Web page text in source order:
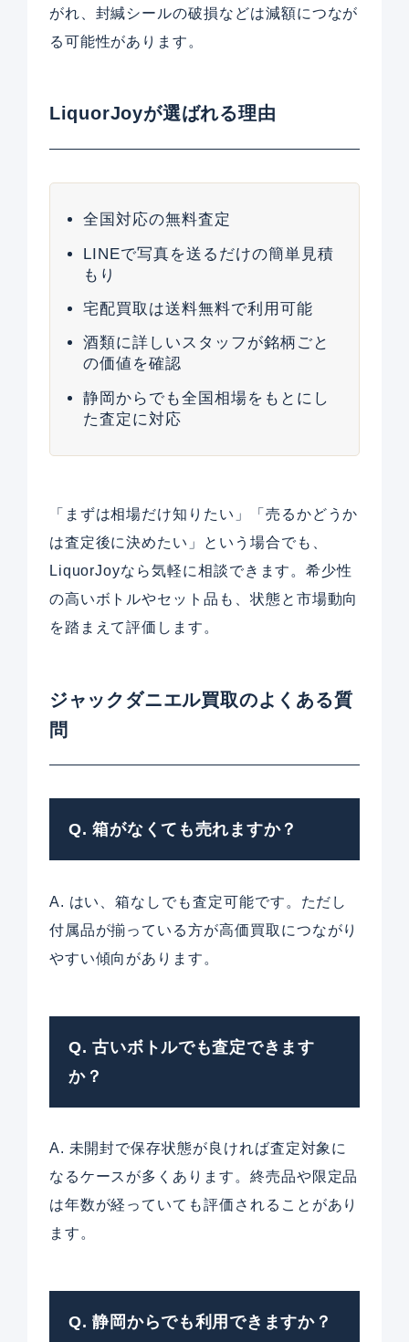
がれ、封緘シールの破損などは減額につなが
る可能性があります。
LiquorJoyが選ばれる理由
全国対応の無料査定
LINEで写真を送るだけの簡単見積
もり
宅配買取は送料無料で利用可能
酒類に詳しいスタッフが銘柄ごと
の価値を確認
静岡からでも全国相場をもとにし
た査定に対応
「まずは相場だけ知りたい」「売るかどうか
は査定後に決めたい」という場合でも、
LiquorJoyなら気軽に相談できます。希少性
の高いボトルやセット品も、状態と市場動向
を踏まえて評価します。
ジャックダニエル買取のよくある質
問
Q. 箱がなくても売れますか？
A. はい、箱なしでも査定可能です。ただし
付属品が揃っている方が高価買取につながり
やすい傾向があります。
Q. 古いボトルでも査定できます
か？
A. 未開封で保存状態が良ければ査定対象に
なるケースが多くあります。終売品や限定品
は年数が経っていても評価されることがあり
ます。
Q. 静岡からでも利用できますか？